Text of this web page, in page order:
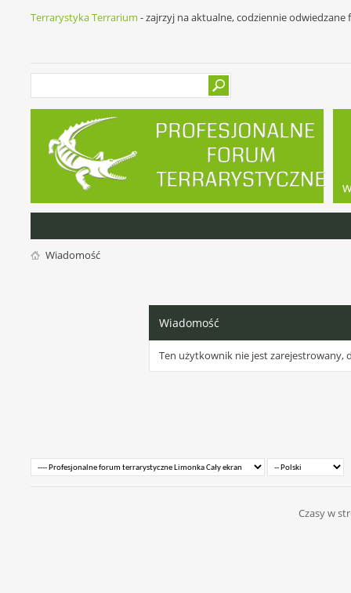
Terrarystyka Terrarium - zajrzyj na aktualne, codziennie
Wiadomość
Wiadomość
Ten użytkownik nie jest zarejestrowany,
Czasy w